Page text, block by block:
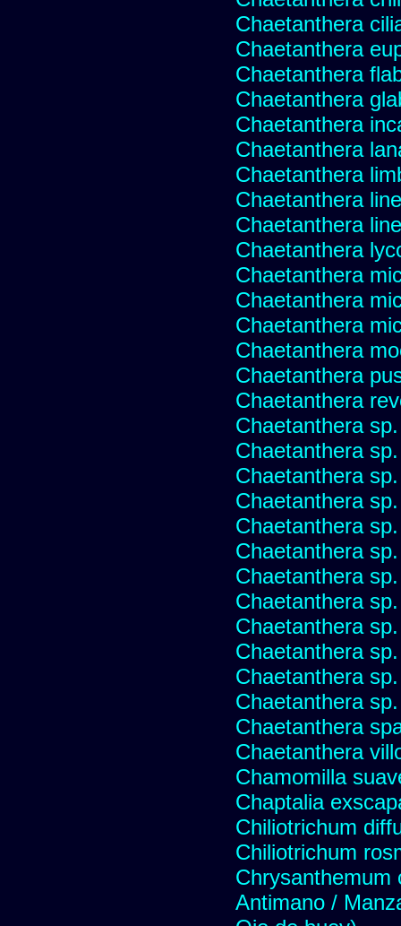
Chaetanthera
Chaetanthera
Chaetanthera
Chaetanthera
Chaetanthera
Chaetanthera
Chaetanthera
Chaetanthera
Chaetanthera
Chaetanthera
Chaetanthera
Chaetanthera
Chaetanthera
Chaetanthera
Chaetanthera
Chaetanthera
Chaetanthera
Chaetanthera
Chaetanthera
Chaetanthera
Chaetanthera
Chaetanthera
Chaetanthera
Chaetanthera
Chaetanthera
Chaetanthera
Chaetanthera
Chaetanthera
Chaetanthera
Chaetanthera
Chamomilla
Chaptalia
Chiliotrichum
Chiliotrichum
Chrysanthemum
Antimano /